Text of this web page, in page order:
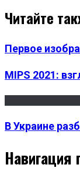
Читайте
Первое
MIPS 2021:
В Украине
Навигация